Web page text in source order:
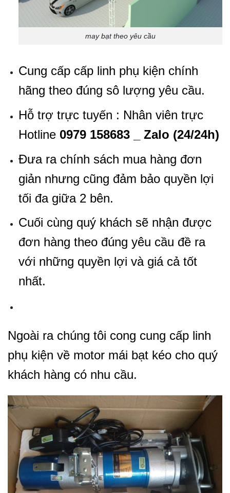
may bạt theo yêu cầu
Cung cấp cấp linh phụ kiện chính
hãng theo đúng sô lượng yêu cầu.
Hỗ trợ trực tuyến : Nhân viên trực
Hotline 0979 158683 _ Zalo (24/24h)
Đưa ra chính sách mua hàng đơn
giản nhưng cũng đảm bảo quyền lợi
tối đa giữa 2 bên.
Cuối cùng quý khách sẽ nhận được
đơn hàng theo đúng yêu cầu đề ra
với những quyền lợi và giá cả tốt
nhất.
Ngoài ra chúng tôi cong cung cấp linh
phụ kiện về motor mái bạt kéo cho quý
khách hàng có nhu cầu.